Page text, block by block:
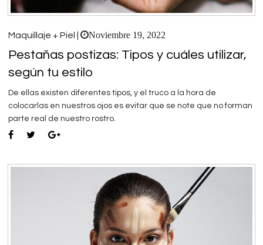
Maquillaje + Piel | Noviembre 19, 2022
Pestañas postizas: Tipos y cuáles utilizar,
según tu estilo
De ellas existen diferentes tipos, y el truco a la hora de
colocarlas en nuestros ojos es evitar que se note que no forman
parte real de nuestro rostro.